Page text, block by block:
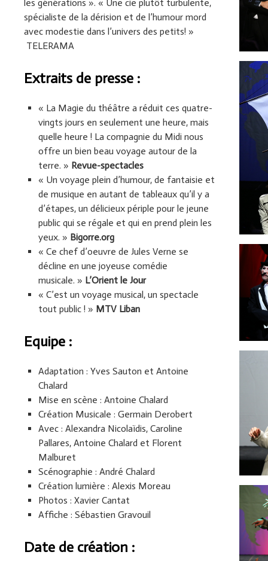
les générations ». « Une cie plutôt turbulente,
spécialiste de la dérision et de l’humour mord
avec modestie dans l’univers des petits! »
TELERAMA
Extraits de presse :
« La Magie du théâtre a réduit ces quatre-
vingts jours en seulement une heure, mais
quelle heure ! La compagnie du Midi nous
offre un bien beau voyage autour de la
terre. » Revue-spectacles
« Un voyage plein d’humour, de fantaisie et
de musique en autant de tableaux qu’il y a
d’étapes, un délicieux périple pour le jeune
public qui se régale et qui en prend plein les
yeux. » Bigorre.org
« Ce chef d’oeuvre de Jules Verne se
décline en une joyeuse comédie
musicale. » L’Orient le Jour
« C’est un voyage musical, un spectacle
tout public ! » MTV Liban
Equipe :
Adaptation : Yves Sauton et Antoine
Chalard
Mise en scène : Antoine Chalard
Création Musicale : Germain Derobert
Avec : Alexandra Nicolaïdis, Caroline
Pallares, Antoine Chalard et Florent
Malburet
Scénographie : André Chalard
Création lumière : Alexis Moreau
Photos : Xavier Cantat
Affiche : Sébastien Gravouil
Date de création :